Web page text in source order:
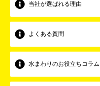
当社が選ばれる理由
よくある質問
水まわりのお役立ちコラム